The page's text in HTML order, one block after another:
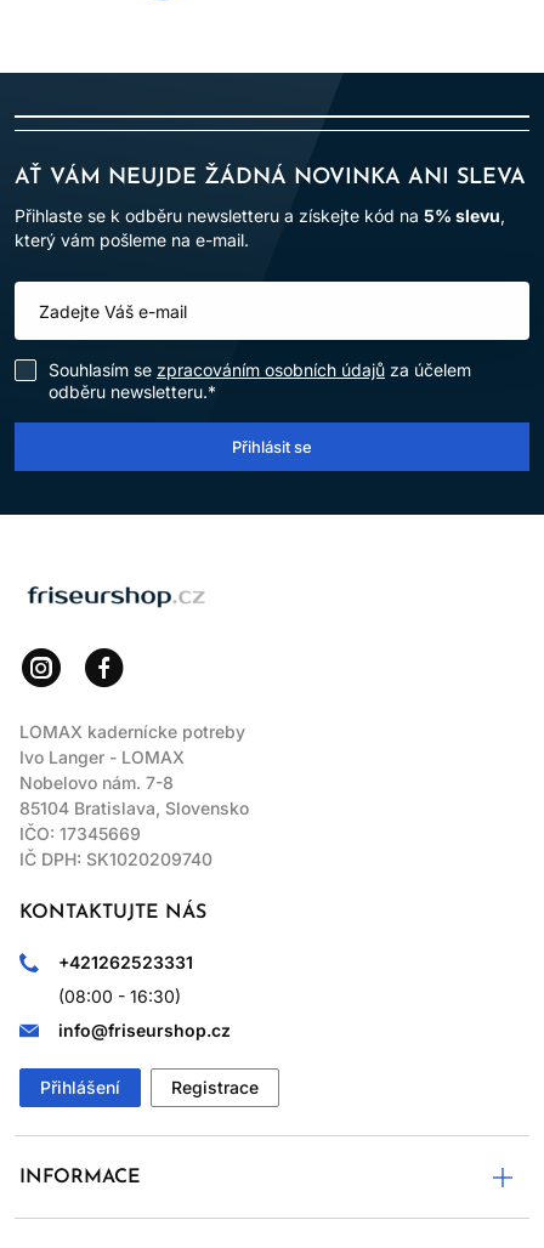
AŤ VÁM NEUJDE ŽÁDNÁ NOVINKA ANI SLEVA
Přihlaste se k odběru newsletteru a získejte kód na 5% slevu,
který vám pošleme na e-mail.
Souhlasím se zpracováním osobních údajů za účelem
odběru newsletteru.*
Přihlásit se
LOMAX kadernícke potreby
Ivo Langer - LOMAX
Nobelovo nám. 7-8
85104 Bratislava, Slovensko
IČO: 17345669
IČ DPH: SK1020209740
KONTAKTUJTE NÁS
+421262523331
(08:00 - 16:30)
info@friseurshop.cz
Přihlášení Registrace
INFORMACE